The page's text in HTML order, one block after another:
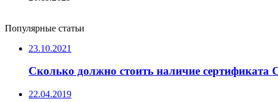
Популярные статьи
23.10.2021
Сколько должно стоить наличие сертификата
22.04.2019